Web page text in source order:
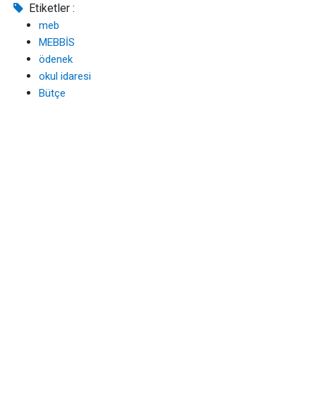
Etiketler :
meb
MEBBİS
ödenek
okul idaresi
Bütçe